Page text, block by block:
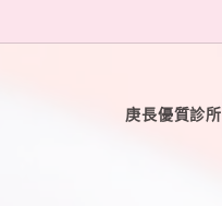
庚長優質診所